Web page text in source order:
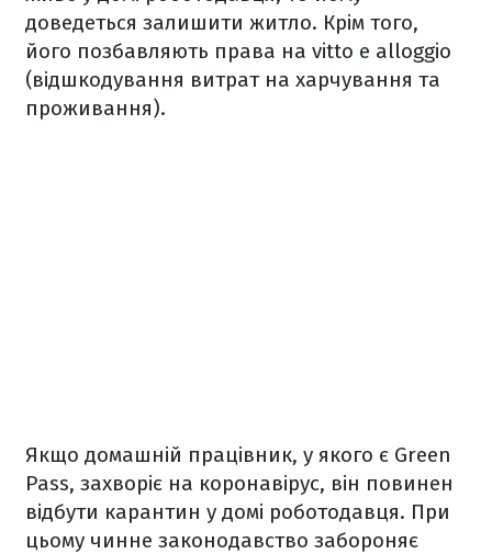
доведеться залишити житло. Крім того,
його позбавляють права на vitto e alloggio
(відшкодування витрат на харчування та
проживання).
Якщо домашній працівник, у якого є Green
Pass, захворіє на коронавірус, він повинен
відбути карантин у домі роботодавця. При
цьому чинне законодавство забороняє